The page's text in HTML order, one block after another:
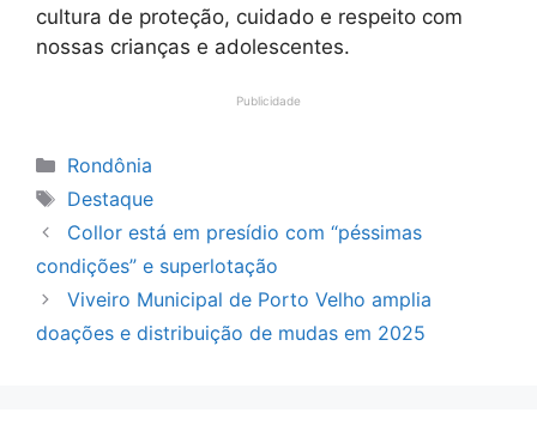
cultura de proteção, cuidado e respeito com
nossas crianças e adolescentes.
Publicidade
Categorias
Rondônia
Tags
Destaque
Collor está em presídio com “péssimas
condições” e superlotação
Viveiro Municipal de Porto Velho amplia
doações e distribuição de mudas em 2025